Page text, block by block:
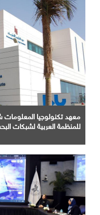
معهد تكنولوجيا
للمنظمة العربية لشبكات